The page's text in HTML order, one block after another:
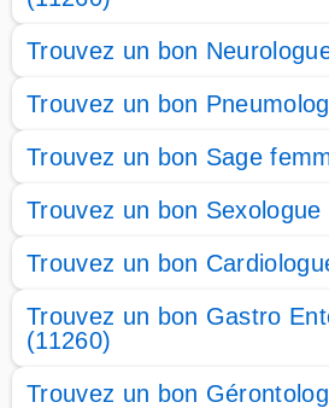
Trouvez un bon
Trouvez un bon
Trouvez un bon Sage
Trouvez un bon
Trouvez un bon
Trouvez un bon Gastro
(11260)
Trouvez un bon